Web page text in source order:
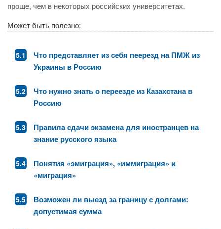
проще, чем в некоторых российских университетах.
Может быть полезно:
Что представляет из себя пеерезд на ПМЖ из
Украины в Россию
Что нужно знать о переезде из Казахстана в
Россию
Правила сдачи экзамена для иностранцев на
знание русского языка
Понятия «эмиграция», «иммиграция» и
«миграция»
Возможен ли выезд за границу с долгами:
допустимая сумма